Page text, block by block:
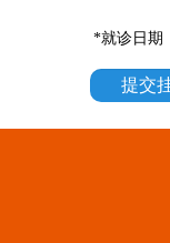
*就诊日期